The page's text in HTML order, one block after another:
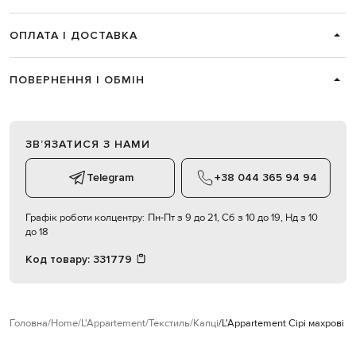
ОПЛАТА І ДОСТАВКА
ПОВЕРНЕННЯ І ОБМІН
ЗВʼЯЗАТИСЯ З НАМИ
Telegram +38 044 365 94 94
Графік роботи колцентру: Пн-Пт з 9 до 21, Сб з 10 до 19, Нд з 10
до 18
Код товару: 331779
Головна Home L'Appartement Текстиль Капці L'Appartement Сірі махрові